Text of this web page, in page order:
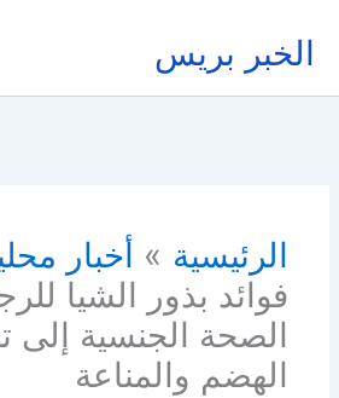
المحتوى
الخبر بريس
الرئيسية
أخبار
فوائد بذور الشيا
الصحة الجنسية إلى
الهضم والمناعة